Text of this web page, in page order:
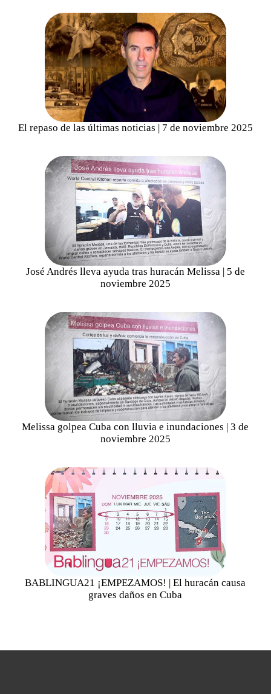
El repaso de las últimas noticias | 7 de noviembre 2025
José Andrés lleva ayuda tras huracán Melissa | 5 de
noviembre 2025
Melissa golpea Cuba con lluvia e inundaciones | 3 de
noviembre 2025
BABLINGUA21 ¡EMPEZAMOS! | El huracán causa
graves daños en Cuba